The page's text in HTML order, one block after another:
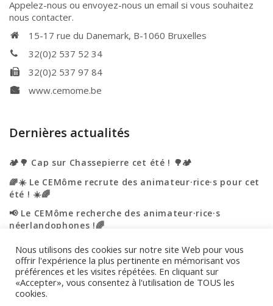
Appelez-nous ou envoyez-nous un email si vous souhaitez
nous contacter.
15-17 rue du Danemark, B-1060 Bruxelles
32(0)2 537 52 34
32(0)2 537 97 84
www.cemome.be
Dernières actualités
🏕️🌳 Cap sur Chassepierre cet été ! 🌳🏕️
🌈☀️ Le CEMôme recrute des animateur·rice·s pour cet
été ! ☀️🌈
📢 Le CEMôme recherche des animateur·rice·s
néerlandophones !🌈
☀️🌈 L’été s’annonce haut en couleurs au CEMôme ! 🌈
☀️
🎉 Portes ouvertes – On vous accueille ! 🎉
Nous utilisons des cookies sur notre site Web pour vous
offrir l'expérience la plus pertinente en mémorisant vos
préférences et les visites répétées. En cliquant sur
«Accepter», vous consentez à l'utilisation de TOUS les
cookies.